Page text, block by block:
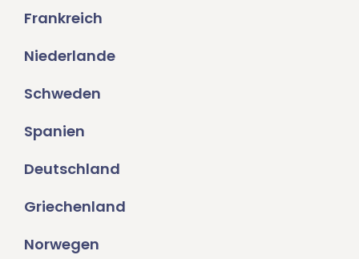
Frankreich
Niederlande
Schweden
Spanien
Deutschland
Griechenland
Norwegen